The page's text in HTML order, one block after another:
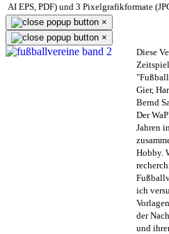
AI EPS, PDF) und 3 Pixelgrafikformate
×
×
Diese
Gier,
Bernd
Der
Jahren
Hobby.
ich
der
und